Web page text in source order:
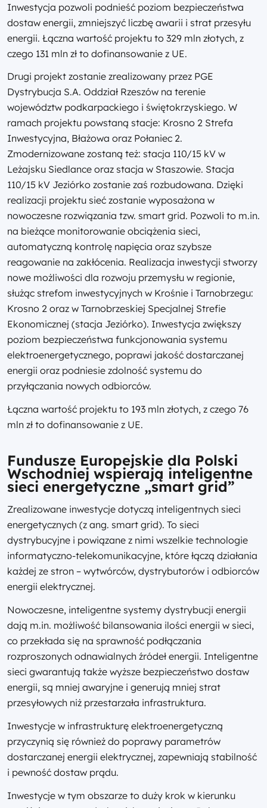
Inwestycja pozwoli podnieść poziom bezpieczeństwa
dostaw energii, zmniejszyć liczbę awarii i strat przesyłu
energii. Łączna wartość projektu to 329 mln złotych, z
czego 131 mln zł to dofinansowanie z UE.
Drugi projekt zostanie zrealizowany przez PGE
Dystrybucja S.A. Oddział Rzeszów na terenie
województw podkarpackiego i świętokrzyskiego. W
ramach projektu powstaną stacje: Krosno 2 Strefa
Inwestycyjna, Błażowa oraz Połaniec 2.
Zmodernizowane zostaną też: stacja 110/15 kV w
Leżajsku Siedlance oraz stacja w Staszowie. Stacja
110/15 kV Jeziórko zostanie zaś rozbudowana. Dzięki
realizacji projektu sieć zostanie wyposażona w
nowoczesne rozwiązania tzw. smart grid. Pozwoli to m.in.
na bieżące monitorowanie obciążenia sieci,
automatyczną kontrolę napięcia oraz szybsze
reagowanie na zakłócenia. Realizacja inwestycji stworzy
nowe możliwości dla rozwoju przemysłu w regionie,
służąc strefom inwestycyjnych w Krośnie i Tarnobrzegu:
Krosno 2 oraz w Tarnobrzeskiej Specjalnej Strefie
Ekonomicznej (stacja Jeziórko). Inwestycja zwiększy
poziom bezpieczeństwa funkcjonowania systemu
elektroenergetycznego, poprawi jakość dostarczanej
energii oraz podniesie zdolność systemu do
przyłączania nowych odbiorców.
Łączna wartość projektu to 193 mln złotych, z czego 76
mln zł to dofinansowanie z UE.
Fundusze Europejskie dla Polski
Wschodniej wspierają inteligentne
sieci energetyczne „smart grid”
Zrealizowane inwestycje dotyczą inteligentnych sieci
energetycznych (z ang. smart grid). To sieci
dystrybucyjne i powiązane z nimi wszelkie technologie
informatyczno-telekomunikacyjne, które łączą działania
każdej ze stron – wytwórców, dystrybutorów i odbiorców
energii elektrycznej.
Nowoczesne, inteligentne systemy dystrybucji energii
dają m.in. możliwość bilansowania ilości energii w sieci,
co przekłada się na sprawność podłączania
rozproszonych odnawialnych źródeł energii. Inteligentne
sieci gwarantują także wyższe bezpieczeństwo dostaw
energii, są mniej awaryjne i generują mniej strat
przesyłowych niż przestarzała infrastruktura.
Inwestycje w infrastrukturę elektroenergetyczną
przyczynią się również do poprawy parametrów
dostarczanej energii elektrycznej, zapewniają stabilność
i pewność dostaw prądu.
Inwestycje w tym obszarze to duży krok w kierunku